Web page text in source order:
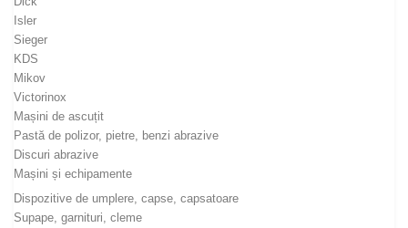
Isler
Sieger
KDS
Mikov
Victorinox
Mașini de ascuțit
Pastă de polizor, pietre, benzi abrazive
Discuri abrazive
Mașini și echipamente
Dispozitive de umplere, capse, capsatoare
Supape, garnituri, cleme